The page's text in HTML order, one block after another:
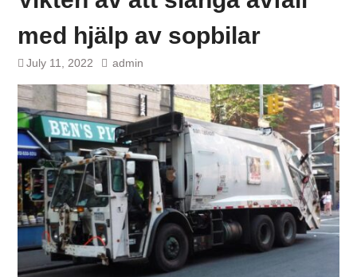
med hjälp av sopbilar
July 11, 2022 admin